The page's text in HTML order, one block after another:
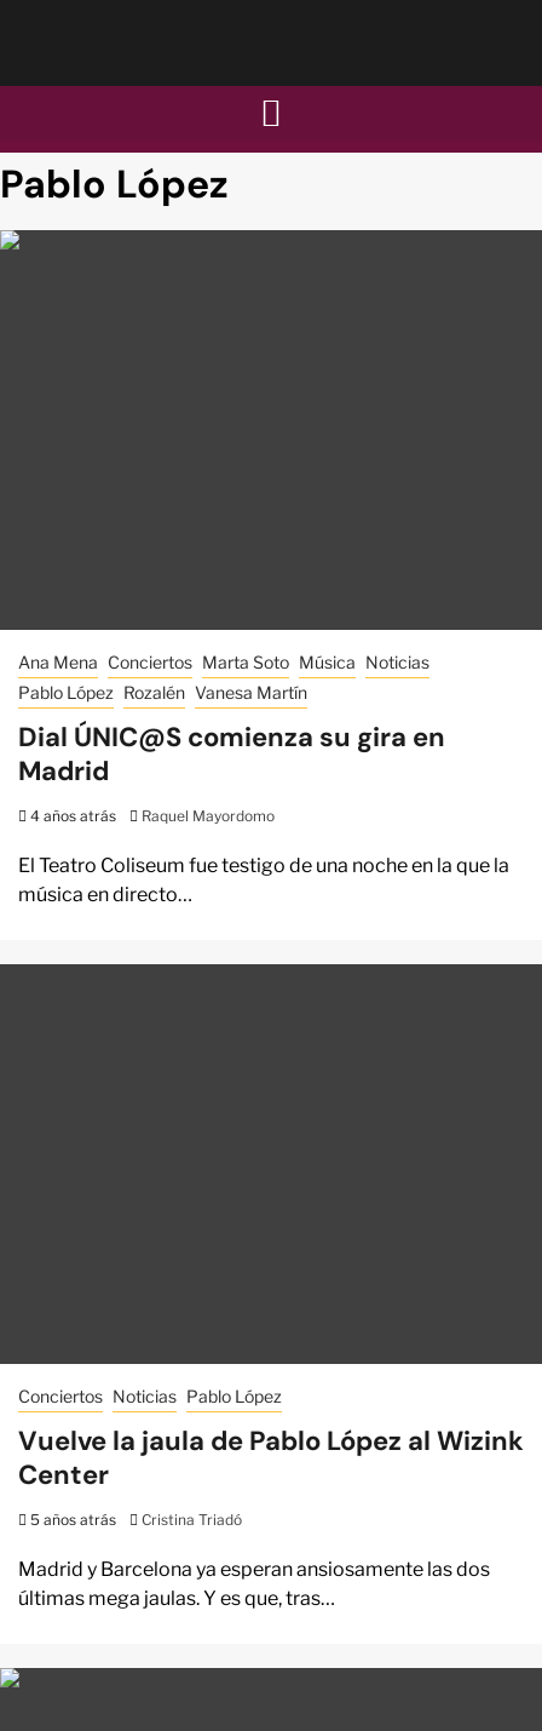
Pablo López
Ana Mena Conciertos Marta Soto Música Noticias
Pablo López Rozalén Vanesa Martín
Dial ÚNIC@S comienza su gira en
Madrid
4 años atrás Raquel Mayordomo
El Teatro Coliseum fue testigo de una noche en la que la
música en directo…
Conciertos Noticias Pablo López
Vuelve la jaula de Pablo López al Wizink
Center
5 años atrás Cristina Triadó
Madrid y Barcelona ya esperan ansiosamente las dos
últimas mega jaulas. Y es que, tras…